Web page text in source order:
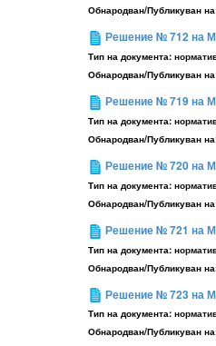
Обнародван/Публикуван
Решение № 712 на
Тип на документа:
Обнародван/Публикуван
Решение № 719 на
Тип на документа:
Обнародван/Публикуван
Решение № 720 на
Тип на документа:
Обнародван/Публикуван
Решение № 721 на
Тип на документа:
Обнародван/Публикуван
Решение № 723 на
Тип на документа:
Обнародван/Публикуван